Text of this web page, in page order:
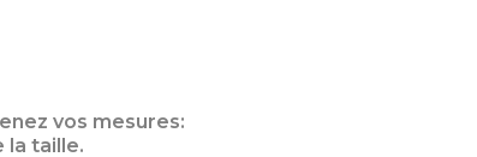
vos mesures:
la taille.